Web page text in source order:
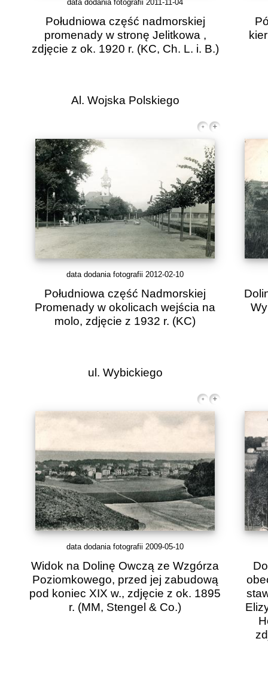
data dodania fotografii 2011-11-04
Południowa część nadmorskiej
promenady w stronę Jelitkowa ,
zdjęcie z ok. 1920 r. (KC, Ch. L. i. B.)
Al. Wojska Polskiego
data dodania fotografii 2012-02-10
Południowa część Nadmorskiej
Promenady w okolicach wejścia na
molo, zdjęcie z 1932 r. (KC)
ul. Wybickiego
data dodania fotografii 2009-05-10
Widok na Dolinę Owczą ze Wzgórza
Poziomkowego, przed jej zabudową
pod koniec XIX w., zdjęcie z ok. 1895
r. (MM, Stengel & Co.)